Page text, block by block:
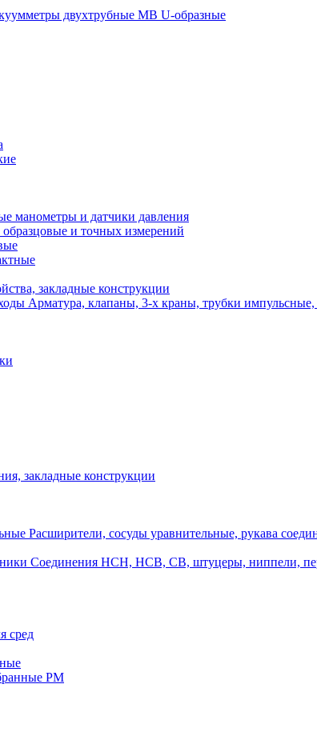
двухтрубные МВ U-образные
манометры и датчики давления
и точных измерений
закладные конструкции
Арматура, клапаны, 3-х краны, трубки импульсные,
закладные конструкции
Расширители, сосуды уравнительные, рукава
Соединения НСН, НСВ, СВ, штуцеры, ниппели,
сред
РМ